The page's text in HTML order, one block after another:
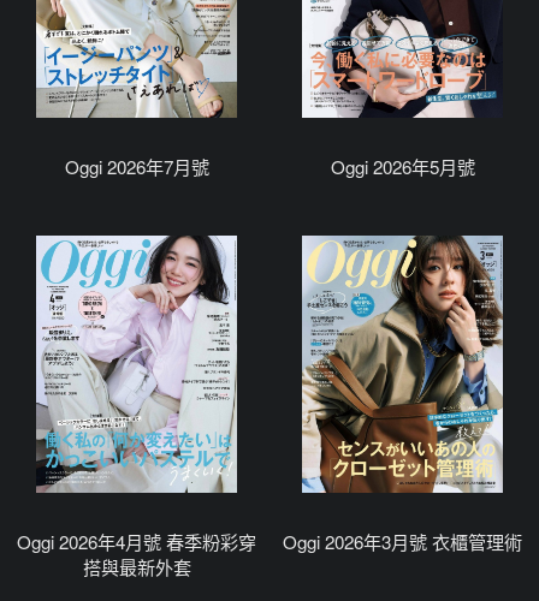
Oggi 2026年7月號 Oggi 2026年5月號
Oggi 2026年4月號 春季粉彩穿
搭與最新外套
Oggi 2026年3月號 衣櫃管理術